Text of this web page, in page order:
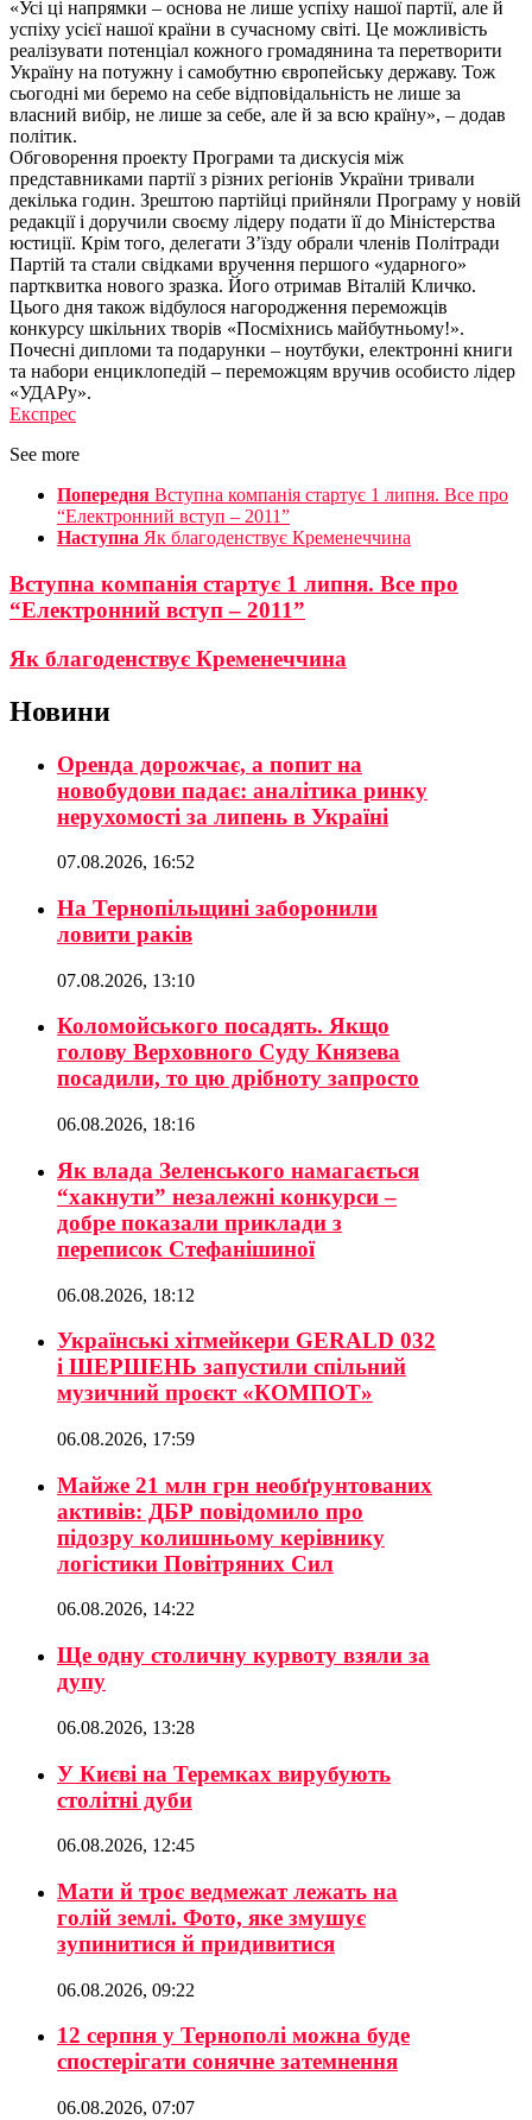
«Усі ці напрямки – основа не лише успіху нашої партії, але й
успіху усієї нашої країни в сучасному світі. Це можливість
реалізувати потенціал кожного громадянина та перетворити
Україну на потужну і самобутню європейську державу. Тож
сьогодні ми беремо на себе відповідальність не лише за
власний вибір, не лише за себе, але й за всю країну», – додав
політик.
Обговорення проекту Програми та дискусія між
представниками партії з різних регіонів України тривали
декілька годин. Зрештою партійці прийняли Програму у новій
редакції і доручили своєму лідеру подати її до Міністерства
юстиції. Крім того, делегати З’їзду обрали членів Політради
Партій та стали свідками вручення першого «ударного»
партквитка нового зразка. Його отримав Віталій Кличко.
Цього дня також відбулося нагородження переможців
конкурсу шкільних творів «Посміхнись майбутньому!».
Почесні дипломи та подарунки – ноутбуки, електронні книги
та набори енциклопедій – переможцям вручив особисто лідер
«УДАРу».
Експрес
See more
Попередня Вступна компанiя стартує 1 липня. Все про
“Електронний вступ – 2011”
Наступна Як благоденствує Кременеччина
Вступна компанiя стартує 1 липня. Все про
“Електронний вступ – 2011”
Як благоденствує Кременеччина
Новини
Оренда дорожчає, а попит на
новобудови падає: аналітика ринку
нерухомості за липень в Україні
07.08.2026, 16:52
На Тернопільщині заборонили
ловити раків
07.08.2026, 13:10
Коломойського посадять. Якщо
голову Верховного Суду Князева
посадили, то цю дрібноту запросто
06.08.2026, 18:16
Як влада Зеленського намагається
“хакнути” незалежні конкурси –
добре показали приклади з
переписок Стефанішиної
06.08.2026, 18:12
Українські хітмейкери GERALD 032
і ШЕРШЕНЬ запустили спільний
музичний проєкт «КОМПОТ»
06.08.2026, 17:59
Майже 21 млн грн необґрунтованих
активів: ДБР повідомило про
підозру колишньому керівнику
логістики Повітряних Сил
06.08.2026, 14:22
Ще одну столичну курвоту взяли за
дупу
06.08.2026, 13:28
У Києві на Теремках вирубують
столітні дуби
06.08.2026, 12:45
Мати й троє ведмежат лежать на
голій землі. Фото, яке змушує
зупинитися й придивитися
06.08.2026, 09:22
12 серпня у Тернополі можна буде
спостерігати сонячне затемнення
06.08.2026, 07:07